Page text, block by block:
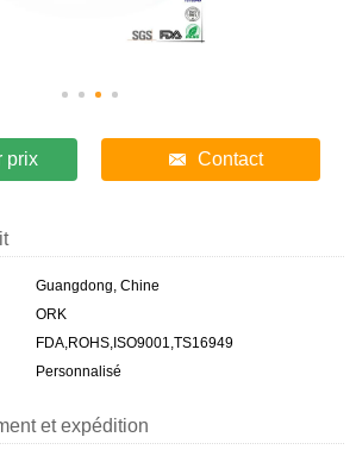
prix Contact
Guangdong, Chine
ORK
FDA,ROHS,ISO9001,TS16949
Personnalisé
et expédition